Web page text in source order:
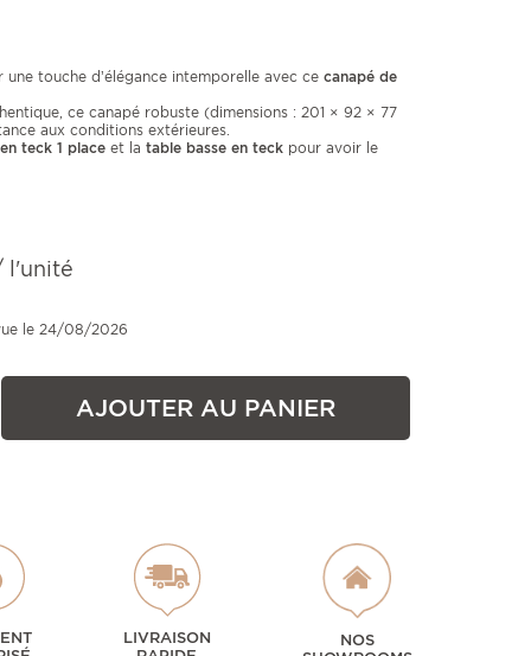
touche d’élégance intemporelle avec ce canapé de
ce canapé robuste (dimensions : 201 × 92 × 77
aux conditions extérieures.
teck 1 place et la table basse en teck pour avoir le
l'unité
le 24/08/2026
AJOUTER AU PANIER
LIVRAISON
NOS